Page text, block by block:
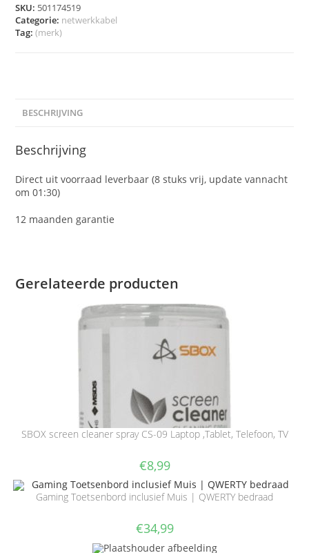
SKU: 501174519
Categorie: netwerkkabel
Tag:(merk)
BESCHRIJVING
Beschrijving
Direct uit voorraad leverbaar (8 stuks vrij, update vannacht
om 01:30)
12 maanden garantie
Gerelateerde producten
SBOX screen cleaner spray CS-09 Laptop ,Tablet, Telefoon, TV
€8,99
Gaming Toetsenbord inclusief Muis | QWERTY bedraad
€34,99